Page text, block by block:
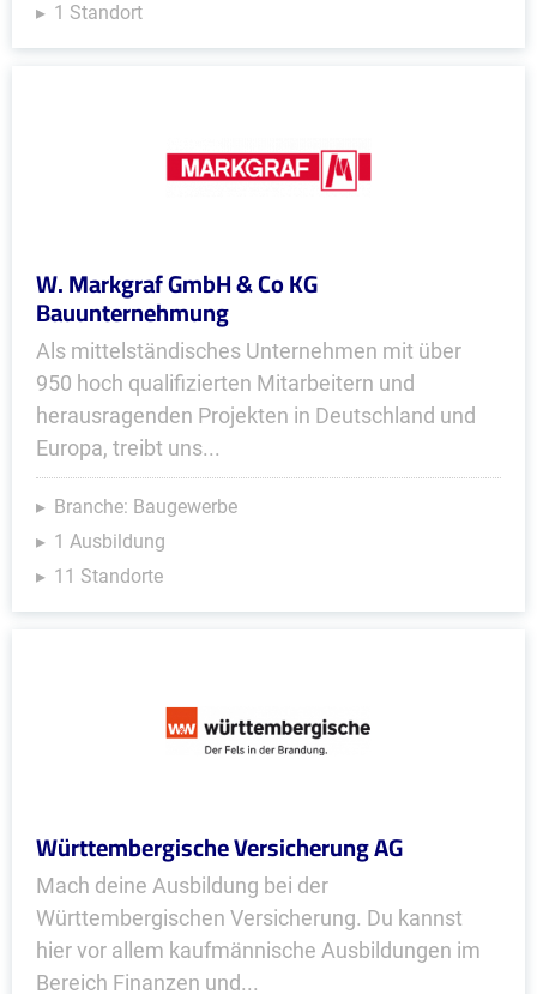
1 Standort
W. Markgraf GmbH & Co KG
Bauunternehmung
Als mittelständisches Unternehmen mit über
950 hoch qualifizierten Mitarbeitern und
herausragenden Projekten in Deutschland und
Europa, treibt uns...
Branche: Baugewerbe
1 Ausbildung
11 Standorte
Württembergische Versicherung AG
Mach deine Ausbildung bei der
Württembergischen Versicherung. Du kannst
hier vor allem kaufmännische Ausbildungen im
Bereich Finanzen und...